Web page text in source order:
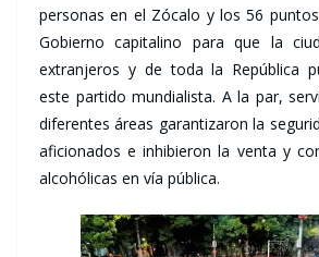
personas en el Zócalo y los 56
Gobierno capitalino para que la
extranjeros y de toda la República
este partido mundialista. A la par,
diferentes áreas garantizaron la
aficionados e inhibieron la venta y
alcohólicas en vía pública.